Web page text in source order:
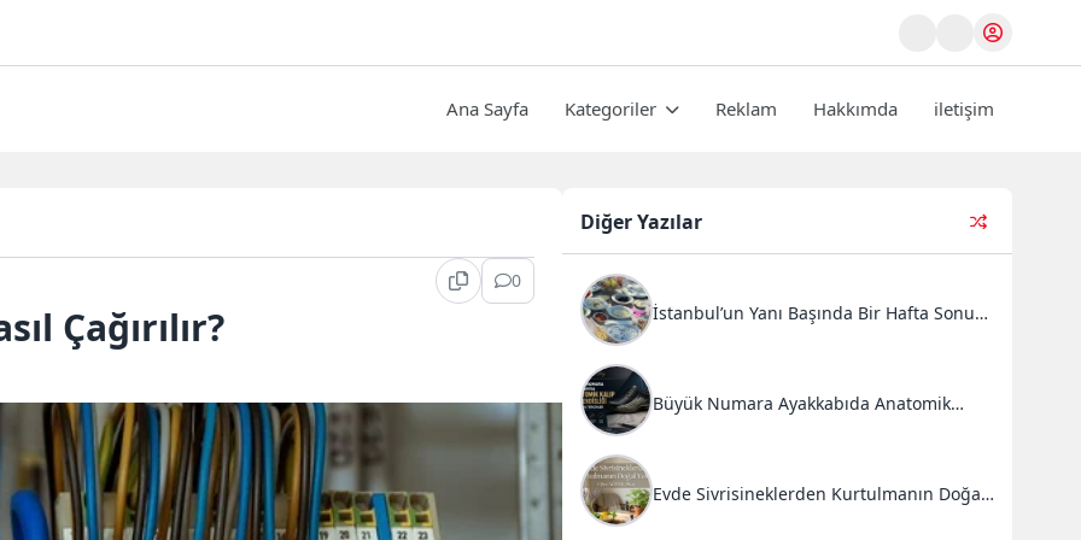
Ana Sayfa Kategoriler Reklam Hakkımda iletişim
0
Çağırılır?
Diğer Yazılar
İstanbul’un Yanı Başında Bir Hafta Sonu
Büyük Numara Ayakkabıda Anatomik
Evde Sivrisineklerden Kurtulmanın Doğal